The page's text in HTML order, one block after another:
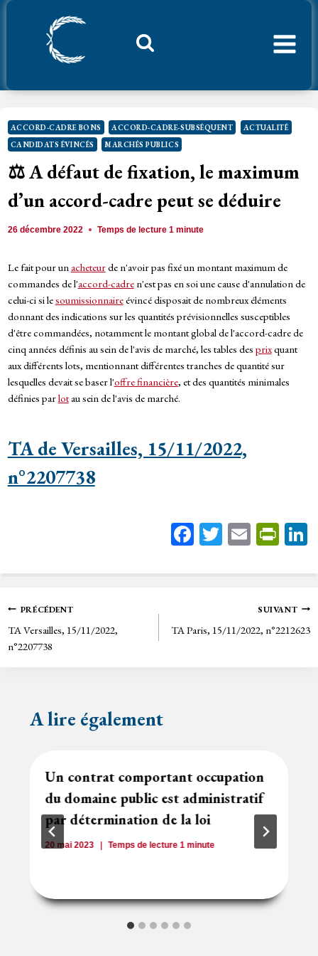
Aller
ACCORD-CADRE BONS ACCORD-CADRE-SUBSÉQUENT
ACTUALITÉ
CANDIDATS ÉVINCÉS
MARCHÉS PUBLICS
⚖️ A défaut de fixation, le maximum
d’un accord-cadre peut se déduire
26 décembre 2022 Temps de lecture1 minute
Le fait pour unacheteurde n'avoir pas fixé un montant maximum de
commandes de l'accord-cadren'est pas en soi une cause d'annulation de
celui-ci si lesoumissionnaireévincé disposait de nombreux éléments
donnant des indications sur les quantités prévisionnelles susceptibles
d'être commandées, notamment le montant global de l'accord-cadre de
cinq années définis au sein de l'avis de marché, les tables des prixquant
aux différents lots, mentionnant différentes tranches de quantité sur
lesquelles devait se baser l'offre financière, et des quantités minimales
définies parlotau sein de l'avis de marché.
TA de Versailles, 15/11/2022,
n°2207738
Fa
bo
T
tt
E
ail
Pr
tF
rie
n
Navigation
de
PRÉCÉDENT
TA Versailles, 15/11/2022,
n°2207738
SUIVANT
TA Paris, 15/11/2022, n°2212623
A lire également
Un contrat comportant occupation
du domaine public est administratif
par détermination de la loi
20 mai 2023 Temps de lecture 1minute